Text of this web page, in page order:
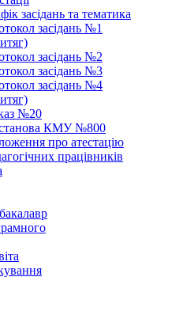
засідань та тематика
засідань №1
засідань №2
засідань №3
засідань №4
№20
КМУ №800
про атестацію
працівників